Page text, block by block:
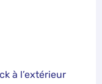
à l’extérieur